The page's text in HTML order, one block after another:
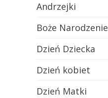
Andrzejki
Boże Narodzenie
Dzień Dziecka
Dzień kobiet
Dzień Matki